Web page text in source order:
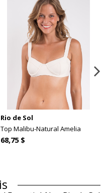
Rio de Sol
Top Malibu-Natural Amelia
68,75 $